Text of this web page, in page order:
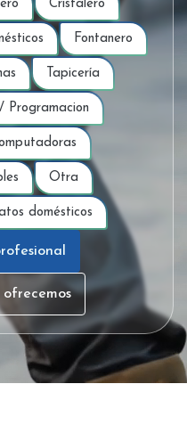
Cristalero
Fontanero
Tapicería
Programacion
Otra
domésticos